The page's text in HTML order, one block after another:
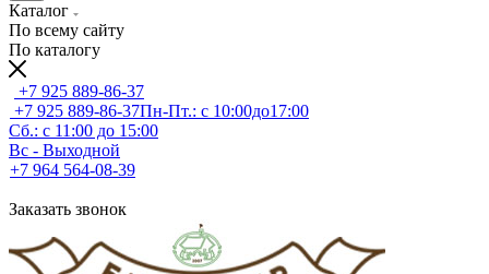
Каталог
По всему сайту
По каталогу
+7 925 889-86-37
+7 925 889-86-37Пн-Пт.: с 10:00до17:00
Сб.: с 11:00 до 15:00
Вс - Выходной
+7 964 564-08-39
Заказать звонок